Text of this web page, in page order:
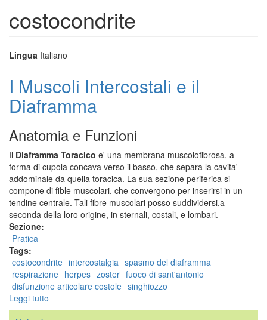
costocondrite
Lingua Italiano
I Muscoli Intercostali e il
Diaframma
Anatomia e Funzioni
Il Diaframma Toracico e' una membrana muscolofibrosa, a
forma di cupola concava verso il basso, che separa la cavita'
addominale da quella toracica. La sua sezione periferica si
compone di fible muscolari, che convergono per inserirsi in un
tendine centrale. Tali fibre muscolari posso suddividersi,a
seconda della loro origine, in sternali, costali, e lombari.
Sezione:
Pratica
Tags:
costocondrite intercostalgia spasmo del diaframma
respirazione herpes zoster fuoco di sant'antonio
disfunzione articolare costole singhiozzo
Leggi tutto
I